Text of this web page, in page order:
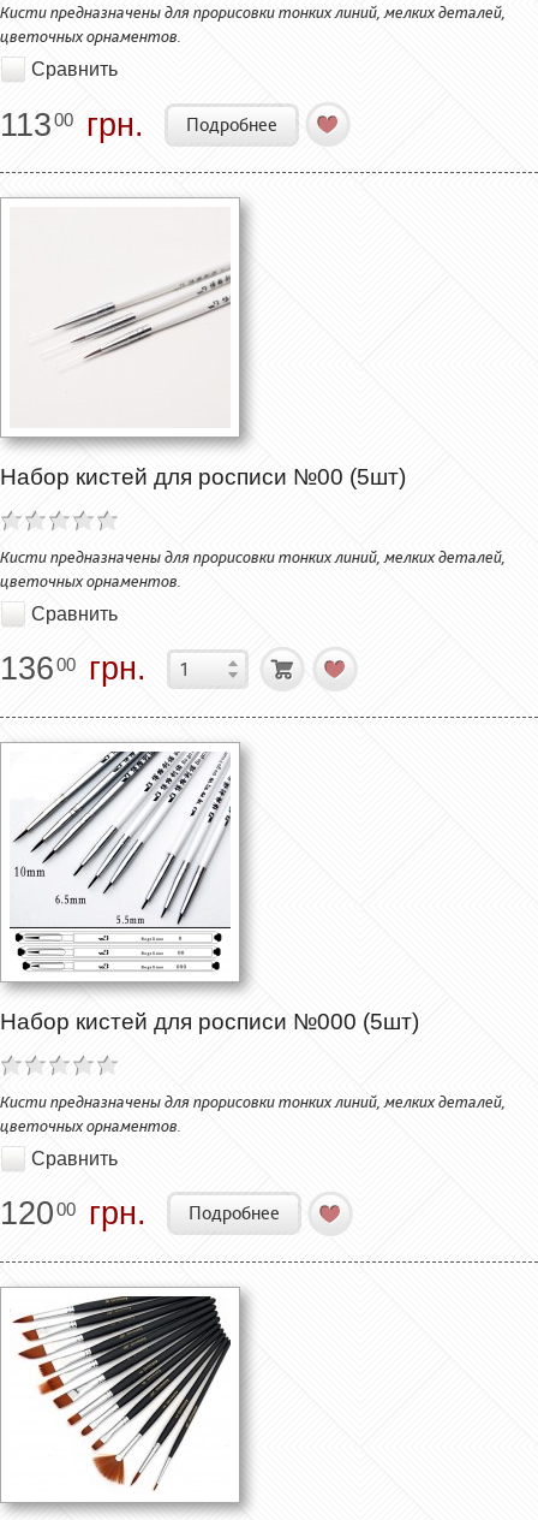
Кисти предназначены для прорисовки тонких линий, мелких деталей,
цветочных орнаментов.
Сравнить
11300 грн. Подробнее
Набор кистей для росписи №00 (5шт)
Кисти предназначены для прорисовки тонких линий, мелких деталей,
цветочных орнаментов.
Сравнить
13600 грн.
Набор кистей для росписи №000 (5шт)
Кисти предназначены для прорисовки тонких линий, мелких деталей,
цветочных орнаментов.
Сравнить
12000 грн. Подробнее